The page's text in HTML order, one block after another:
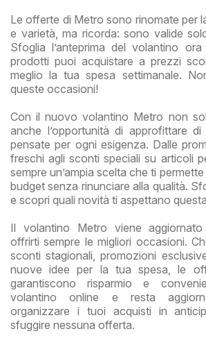
Le offerte di Metro sono rinomate per
e varietà, ma ricorda: sono valide
Sfoglia l’anteprima del volantino
prodotti puoi acquistare a prezzi
meglio la tua spesa settimanale.
queste occasioni!
Con il nuovo volantino Metro non
anche l’opportunità di approfittare
pensate per ogni esigenza. Dalle
freschi agli sconti speciali su articoli
sempre un’ampia scelta che ti
budget senza rinunciare alla qualità.
e scopri quali novità ti aspettano
Il volantino Metro viene aggiornato
offrirti sempre le migliori occasioni.
sconti stagionali, promozioni
nuove idee per la tua spesa, le
garantiscono risparmio e
volantino online e resta
organizzare i tuoi acquisti in
sfuggire nessuna offerta.